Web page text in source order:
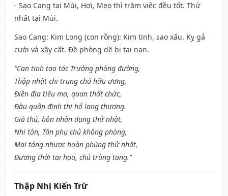
- Sao Cang tại Mùi, Hợi, Mẹo thì trăm việc đều tốt. Thứ
nhất tại Mùi.
Sao Cang: Kim Long (con rồng): Kim tinh, sao xấu. Kỵ gả
cưới và xây cất. Đề phòng dễ bị tai nạn.
“Can tinh tạo tác Trưởng phòng đường,
Thập nhật chi trung chủ hữu ương,
Điền địa tiêu ma, quan thất chức,
Đầu quân định thị hổ lang thương.
Giá thú, hôn nhân dụng thử nhật,
Nhi tôn, Tân phụ chủ không phòng,
Mai táng nhược hoàn phùng thử nhật,
Đương thời tai họa, chủ trùng tang.”
Thập Nhị Kiến Trừ